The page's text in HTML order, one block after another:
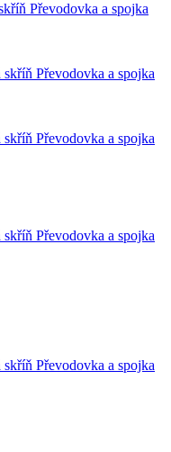
Převodovka a spojka
Převodovka a spojka
Převodovka a spojka
Převodovka a spojka
Převodovka a spojka